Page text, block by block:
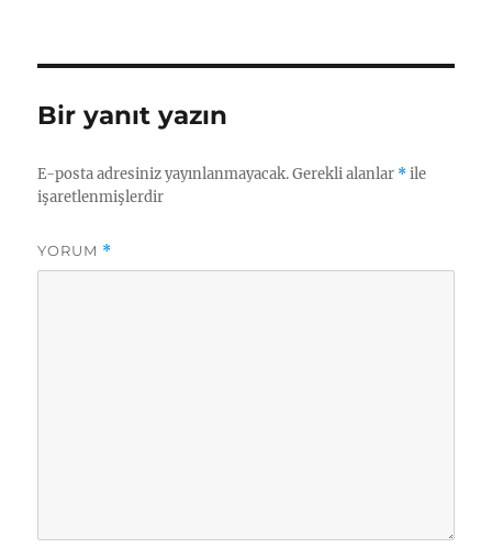
Bir yanıt yazın
E-posta adresiniz yayınlanmayacak. Gerekli alanlar *ile
işaretlenmişlerdir
YORUM *